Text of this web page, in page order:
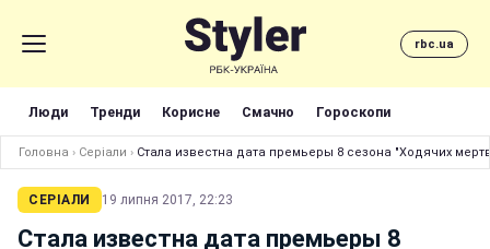
rbc.ua
Люди Тренди Корисне Смачно Гороскопи
Головна › Серіали › Стала известна дата премьеры 8 сезона "Ходячих
СЕРІАЛИ 19 липня 2017, 22:23
Стала известна дата премьеры 8